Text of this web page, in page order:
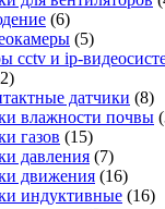
(6)
(5)
cctv и ip-
датчики (8)
влажности почвы
газов (15)
давления (7)
движения (16)
индуктивные (16)